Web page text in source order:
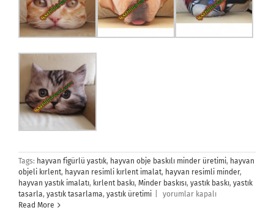
Tags: hayvan figürlü yastık, hayvan obje baskılı minder üretimi, hayvan
objeli kırlent, hayvan resimli kırlent imalat, hayvan resimli minder,
hayvan yastık imalatı, kırlent baskı, Minder baskısı, yastık baskı, yastık
tasarla, yastık tasarlama, yastık üretimi
Hayvan
yorumlar kapalı
Read More